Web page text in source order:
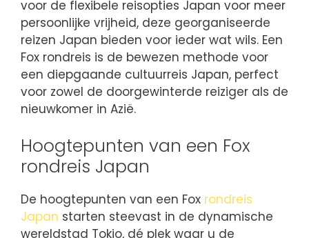
voor de flexibele reisopties Japan voor meer
persoonlijke vrijheid, deze georganiseerde
reizen Japan bieden voor ieder wat wils. Een
Fox rondreis is de bewezen methode voor
een diepgaande cultuurreis Japan, perfect
voor zowel de doorgewinterde reiziger als de
nieuwkomer in Azië.
Hoogtepunten van een Fox
rondreis Japan
De hoogtepunten van een Fox rondreis
Japan starten steevast in de dynamische
wereldstad Tokio, dé plek waar u de